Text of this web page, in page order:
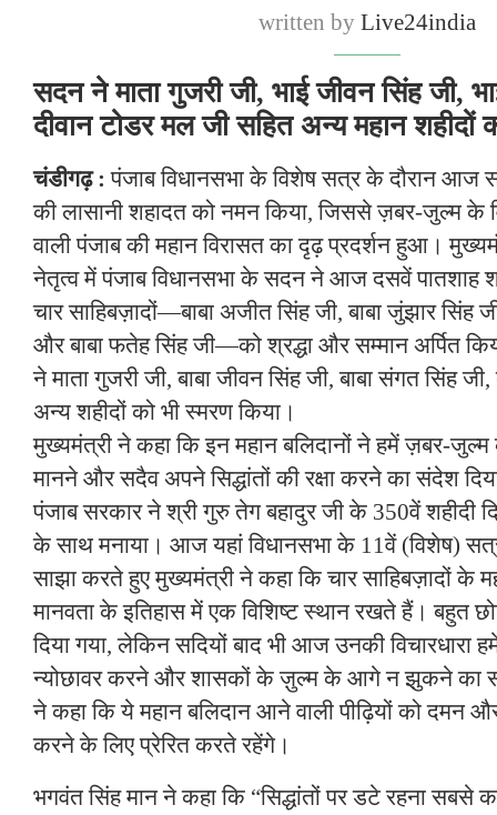
written byLive24india
सदन ने माता गुजरी जी, भाई जीवन सिंह जी,
दीवान टोडर मल जी सहित अन्य महान शहीदों
चंडीगढ़ :पंजाब विधानसभा के विशेष सत्र के दौरान आज
की लासानी शहादत को नमन किया, जिससे ज़बर-जुल्म के
वाली पंजाब की महान विरासत का दृढ़ प्रदर्शन हुआ।
नेतृत्व में पंजाब विधानसभा के सदन ने आज दसवें पातशाह
चार साहिबज़ादों—बाबा अजीत सिंह जी, बाबा जुंझार सिंह
और बाबा फतेह सिंह जी—को श्रद्धा और सम्मान अर्पित
ने माता गुजरी जी, बाबा जीवन सिंह जी, बाबा संगत सिंह
अन्य शहीदों को भी स्मरण किया।
मुख्यमंत्री ने कहा कि इन महान बलिदानों ने हमें ज़बर-
मानने और सदैव अपने सिद्धांतों की रक्षा करने का संदेश
पंजाब सरकार ने श्री गुरु तेग बहादुर जी के 350वें शहीदी
के साथ मनाया। आज यहां विधानसभा के 11वें (विशेष)
साझा करते हुए मुख्यमंत्री ने कहा कि चार साहिबज़ादों के
मानवता के इतिहास में एक विशिष्ट स्थान रखते हैं। बहुत
दिया गया, लेकिन सदियों बाद भी आज उनकी विचारधारा
न्योछावर करने और शासकों के ज़ुल्म के आगे न झुकने का
ने कहा कि ये महान बलिदान आने वाली पीढ़ियों को दमन
करने के लिए प्रेरित करते रहेंगे।
भगवंत सिंह मान ने कहा कि “सिद्धांतों पर डटे रहना सबसे